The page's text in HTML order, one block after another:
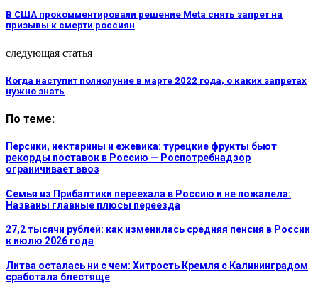
В США прокомментировали решение Meta снять запрет на
призывы к смерти россиян
следующая статья
Когда наступит полнолуние в марте 2022 года, о каких запретах
нужно знать
По теме:
Персики, нектарины и ежевика: турецкие фрукты бьют
рекорды поставок в Россию — Роспотребнадзор
ограничивает ввоз
Семья из Прибалтики переехала в Россию и не пожалела:
Названы главные плюсы переезда
27,2 тысячи рублей: как изменилась средняя пенсия в России
к июлю 2026 года
Литва осталась ни с чем: Хитрость Кремля с Калининградом
сработала блестяще